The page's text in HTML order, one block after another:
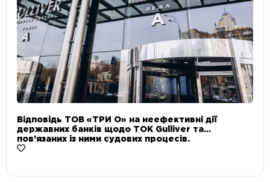
Відповідь ТОВ «ТРИ О» на неефективні дії
державних банків щодо ТОК Gulliver та
пов’язаних із ними судових процесів.